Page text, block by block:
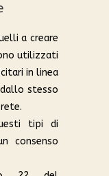
a creare
utilizzati
in linea
stesso
tipi di
consenso